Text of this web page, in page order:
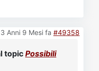
3 Anni 9 Mesi fa #49358
topic Possibili